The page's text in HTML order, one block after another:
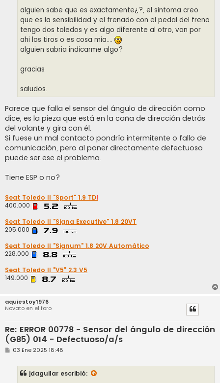
alguien sabe que es exactamente¿?, el sintoma creo
que es la sensibilidad y el frenado con el pedal del freno
tengo dos toledos y es algo diferente al otro, van por
ahi los tiros o es cosa mia....
alguien sabria indicarme algo?
gracias
saludos.
Parece que falla el sensor del ángulo de dirección como
dice, es la pieza que está en la caña de dirección detrás
del volante y gira con él.
Si fuese un mal contacto pondría intermitente o fallo de
comunicación, pero al poner directamente defectuoso
puede ser ese el problema.
Tiene ESP o no?
Seat Toledo II "Sport" 1.9 TDI
400.000
Seat Toledo II "Signa Executive" 1.8 20VT
205.000
Seat Toledo II "Signum" 1.8 20V Automático
228.000
Seat Toledo II "V5" 2.3 V5
149.000
aquiestoy1976
Novato en el foro
Re: ERROR 00778 - Sensor del ángulo de dirección
(G85) 014 - Defectuoso/a/s
M
03 Ene 2025 18:48
jdaguilar escribió: